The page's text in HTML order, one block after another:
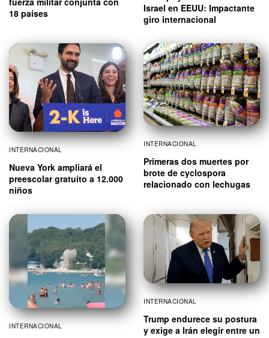
18 países
Israel en EEUU: Impactante
giro internacional
INTERNACIONAL
Nueva York ampliará el
preescolar gratuito a 12.000
niños
INTERNACIONAL
Primeras dos muertes por
brote de cyclospora
relacionado con lechugas
INTERNACIONAL
INTERNACIONAL
Trump endurece su postura
y exige a Irán elegir entre un